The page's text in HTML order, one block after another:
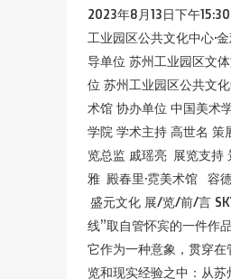
2023年8月13日下午
工业园区公共文化中心·
导单位 苏州工业园区文
位 苏州工业园区公共文化
术馆 协办单位 中国美术
学院 学术主持 高世名 策
览总监 戚瑶亮 展览支持
雅 殿春里·霓美术馆 容
盛元文化 展/览/前/言
线”取自管怀宾的一件作
它作为一种意象，贯穿在
览和现实经验之中：从